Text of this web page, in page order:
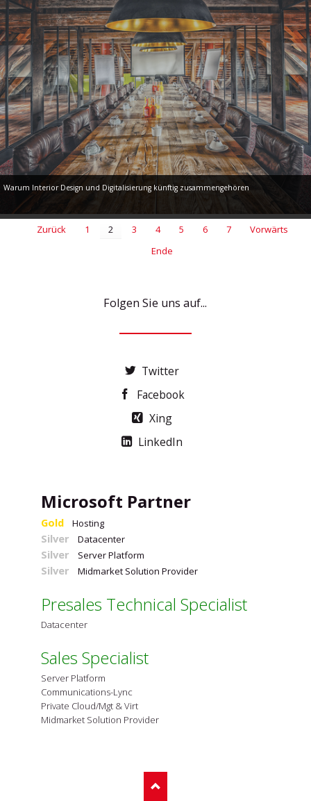
Warum Interior Design und Digitalisierung künftig zusammengehören
Zurück 1 2 3 4 5 6 7
Vorwärts
Ende
Folgen Sie uns auf...
Twitter
Facebook
Xing
LinkedIn
Microsoft Partner
Gold Hosting
Silver Datacenter
Silver Server Platform
Silver Midmarket Solution Provider
Presales Technical Specialist
Datacenter
Sales Specialist
Server Platform
Communications-Lync
Private Cloud/Mgt & Virt
Midmarket Solution Provider